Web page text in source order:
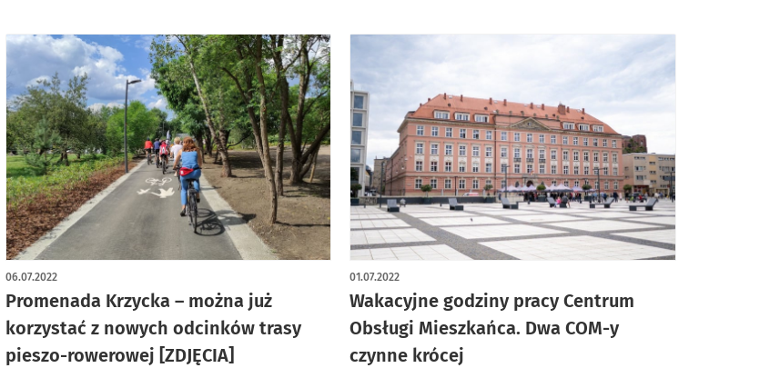
Promenada Krzycka – można już
korzystać z nowych odcinków trasy
pieszo-rowerowej [ZDJĘCIA]
06.07.2022
Wakacyjne godziny pracy Centrum
Obsługi Mieszkańca. Dwa COM-y
czynne krócej
01.07.2022